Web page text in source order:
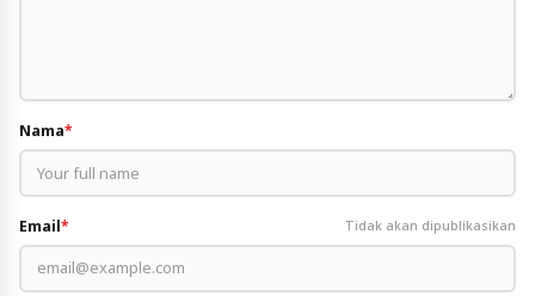
Nama*
Email* Tidak akan dipublikasikan